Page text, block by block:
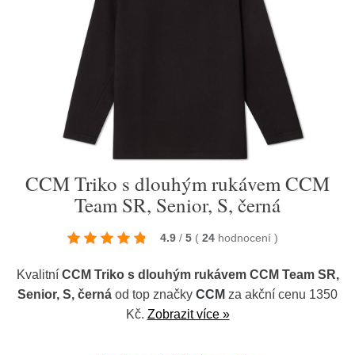
CCM Triko s dlouhým rukávem CCM
Team SR, Senior, S, černá
4.9 / 5 ( 24 hodnocení )
Kvalitní CCM Triko s dlouhým rukávem CCM Team SR,
Senior, S, černá od top značky CCM za akční cenu 1350
Kč. Zobrazit více »